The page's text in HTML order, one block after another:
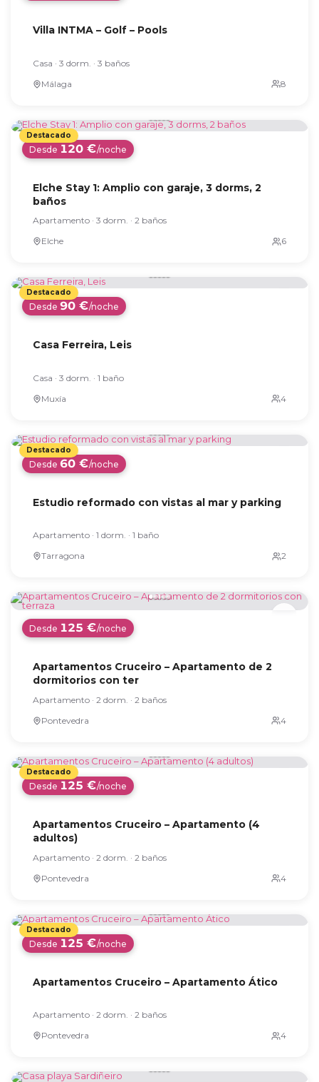
Villa INTMA – Golf – Pools
Casa · 3 dorm. · 3 baños
Málaga
Desde 120 €/noche
Elche Stay 1: Amplio con garaje, 3 dorms, 2
baños
Apartamento · 3 dorm. · 2 baños
Elche
Desde90 €/noche
Casa Ferreira, Leis
Casa · 3 dorm. · 1 baño
Muxía
Desde60 €/noche
Estudio reformado con vistas al mar y parking
Apartamento · 1 dorm. · 1 baño
Tarragona
Desde 125 €/noche
Apartamentos Cruceiro – Apartamento de 2
dormitorios con ter
Apartamento · 2 dorm. · 2 baños
Pontevedra
Desde 125 €/noche
Apartamentos Cruceiro – Apartamento (4
adultos)
Apartamento · 2 dorm. · 2 baños
Pontevedra
Desde 125 €/noche
Apartamentos Cruceiro – Apartamento Ático
Apartamento · 2 dorm. · 2 baños
Pontevedra